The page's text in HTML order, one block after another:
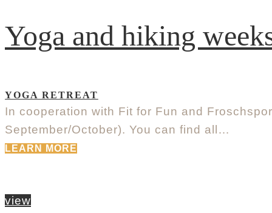
Yoga and hiking
YOGA RETREAT
In cooperation with Fit for Fun and
September/October). You can find all…
LEARN MORE
view